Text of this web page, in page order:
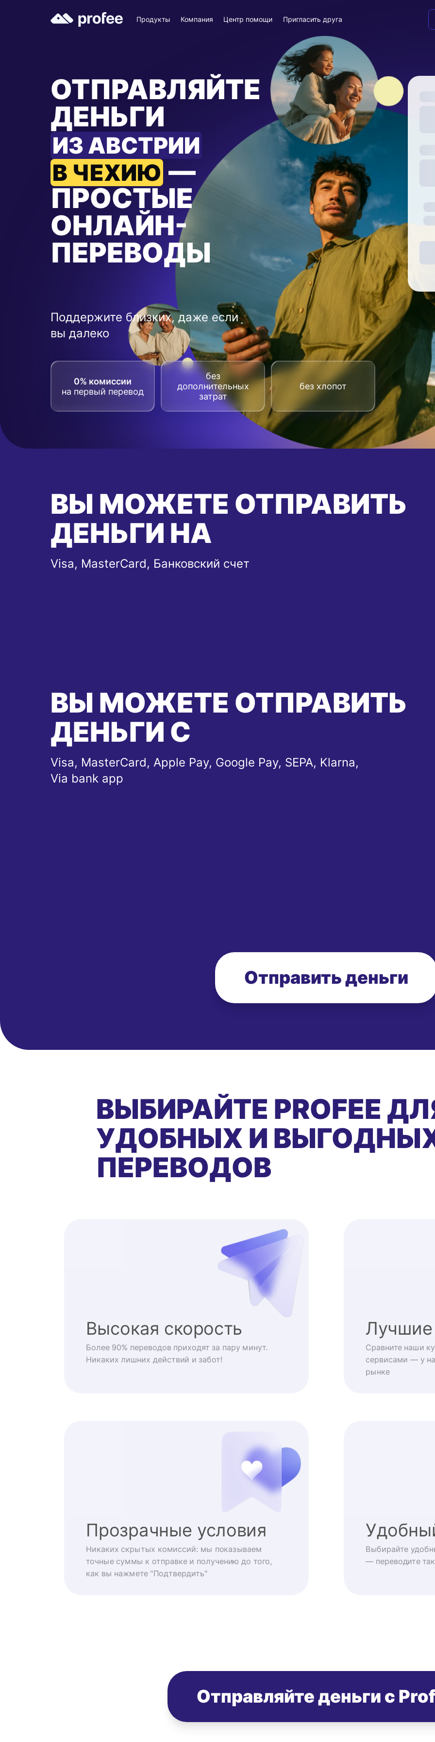
Продукты Компания Центр помощи Пригласить друга
ОТПРАВЛЯЙТЕ
ДЕНЬГИ
ИЗ АВСТРИИ
В ЧЕХИЮ —
ПРОСТЫЕ
ОНЛАЙН-
ПЕРЕВОДЫ
Поддержите близких, даже если
вы далеко
0% комиссии
на первый перевод
без
дополнительных
затрат
без хлопот
ВЫ МОЖЕТЕ ОТПРАВИТЬ
ДЕНЬГИ НА
Visa, MasterCard, Банковский счет
ВЫ МОЖЕТЕ ОТПРАВИТЬ
ДЕНЬГИ С
Visa, MasterCard, Apple Pay, Google Pay, SEPA, Klarna,
Via bank app
Отправить деньги
ВЫБИРАЙТЕ PROFEE
УДОБНЫХ И
ПЕРЕВОДОВ
Высокая скорость
Более 90% переводов приходят за пару минут.
Никаких лишних действий и забот!
Сравните наши
сервисами — у
рынке
Прозрачные условия
Никаких скрытых комиссий: мы показываем
точные суммы к отправке и получению до того,
как вы нажмете "Подтвердить"
Выбирайте
— переводите
Отправляйте деньги с